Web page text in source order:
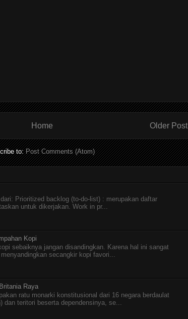
Older Post
Home
to:Post Comments (Atom)
Prioritized backlog (to-do-list) : merupakan daftar
untuk dikerjakan. Work in pr...
Kopi
sebaiknya jangan disandingkan. Karena hal ini sangat
secangkir kopi favori...
Raya
ratu monarki konstitusional dari 16 negara berdaulat
dan teritori beserta dependensinya, se...